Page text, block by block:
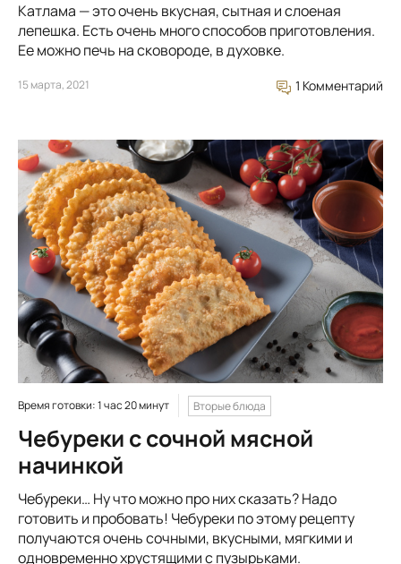
Катлама — это очень вкусная, сытная и слоеная
лепешка. Есть очень много способов приготовления.
Ее можно печь на сковороде, в духовке.
15 марта, 2021 1 Комментарий
Время готовки: 1 час 20 минут Вторые блюда
Чебуреки с сочной мясной
начинкой
Чебуреки… Ну что можно про них сказать? Надо
готовить и пробовать! Чебуреки по этому рецепту
получаются очень сочными, вкусными, мягкими и
одновременно хрустящими с пузырьками.